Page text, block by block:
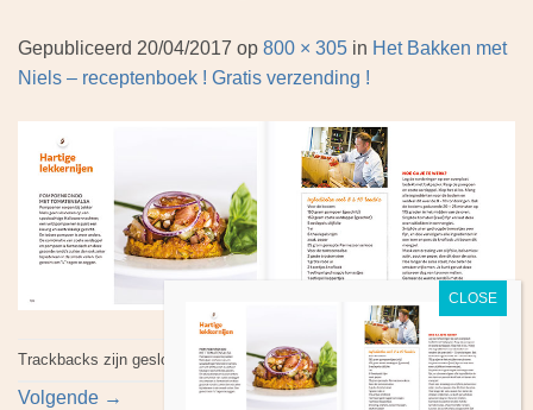
Gepubliceerd 20/04/2017 op 800 × 305 in Het Bakken met
Niels – receptenboek ! Gratis verzending !
Trackbacks zijn gesloten, maar je kaneen reactie plaatsen .
Volgende →